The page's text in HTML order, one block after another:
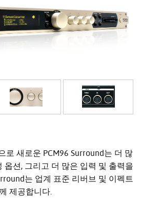
로 새로운 PCM96 Surround는 더 많
옵션, 그리고 더 많은 입력 및 출력을
는 업계 표준 리버브 및 이펙트
제공합니다.